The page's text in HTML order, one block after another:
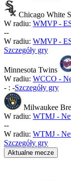
Chicago White
W radiu: WMVP -
--
W radiu: WMVP -
Szczegóły gry
Minnesota Twins
W radiu: WCCO -
- : -Szczegóły gry
Milwaukee
W radiu: WTMJ -
--
W radiu: WTMJ -
Szczegóły gry
Aktualne mecze